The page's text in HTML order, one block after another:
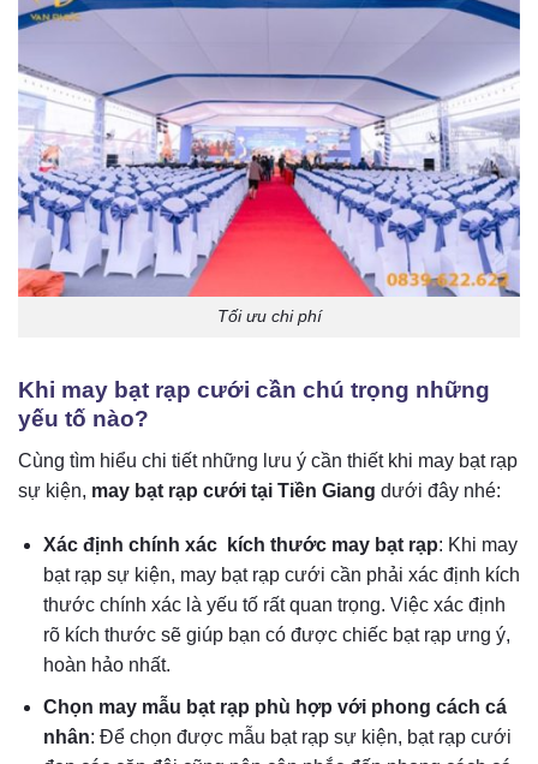
Tối ưu chi phí
Khi may bạt rạp cưới cần chú trọng những
yếu tố nào?
Cùng tìm hiểu chi tiết những lưu ý cần thiết khi may bạt rạp
sự kiện, may bạt rạp cưới tại Tiền Giang dưới đây nhé:
Xác định chính xác kích thước may bạt rạp: Khi may
bạt rạp sự kiện, may bạt rạp cưới cần phải xác định kích
thước chính xác là yếu tố rất quan trọng. Việc xác định
rõ kích thước sẽ giúp bạn có được chiếc bạt rạp ưng ý,
hoàn hảo nhất.
Chọn may mẫu bạt rạp phù hợp với phong cách cá
nhân: Để chọn được mẫu bạt rạp sự kiện, bạt rạp cưới